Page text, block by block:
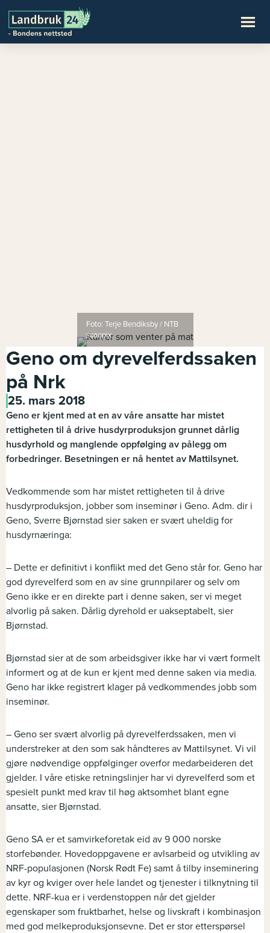
Foto: Terje Bendiksby / NTB
scanpix
Geno om dyrevelferdssaken
på Nrk
25. mars 2018
Geno er kjent med at en av våre ansatte har mistet
rettigheten til å drive husdyrproduksjon grunnet dårlig
husdyrhold og manglende oppfølging av pålegg om
forbedringer. Besetningen er nå hentet av Mattilsynet.
Vedkommende som har mistet rettigheten til å drive
husdyrproduksjon, jobber som inseminør i Geno. Adm. dir i
Geno, Sverre Bjørnstad sier saken er svært uheldig for
husdyrnæringa:
– Dette er definitivt i konflikt med det Geno står for. Geno har
god dyrevelferd som en av sine grunnpilarer og selv om
Geno ikke er en direkte part i denne saken, ser vi meget
alvorlig på saken. Dårlig dyrehold er uakseptabelt, sier
Bjørnstad.
Bjørnstad sier at de som arbeidsgiver ikke har vi vært formelt
informert og at de kun er kjent med denne saken via media.
Geno har ikke registrert klager på vedkommendes jobb som
inseminør.
– Geno ser svært alvorlig på dyrevelferdssaken, men vi
understreker at den som sak håndteres av Mattilsynet. Vi vil
gjøre nødvendige oppfølginger overfor medarbeideren det
gjelder. I våre etiske retningslinjer har vi dyrevelferd som et
spesielt punkt med krav til høg aktsomhet blant egne
ansatte, sier Bjørnstad.
Geno SA er et samvirkeforetak eid av 9 000 norske
storfebønder. Hovedoppgavene er avlsarbeid og utvikling av
NRF-populasjonen (Norsk Rødt Fe) samt å tilby inseminering
av kyr og kviger over hele landet og tjenester i tilknytning til
dette. NRF-kua er i verdenstoppen når det gjelder
egenskaper som fruktbarhet, helse og livskraft i kombinasjon
med god melkeproduksjonsevne. Det er stor etterspørsel